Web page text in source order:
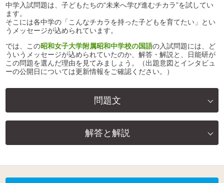
中学入試問題は、子どもたちの“未来へ学び進むチカラ”を試してい
ます。
そこには各中学の「こんなチカラを持った子どもを育てたい」とい
うメッセージが込められています。
では、この昭和女子大学附属昭和中学校の国語の入試問題には、ど
ういうメッセージが込められていたのか、解答・解説と、日能研が
この問題を選んだ理由を見てみましょう。（出題意図とインタビュ
ーの公開日については更新情報をご確認ください。）
問題文
解答と解説